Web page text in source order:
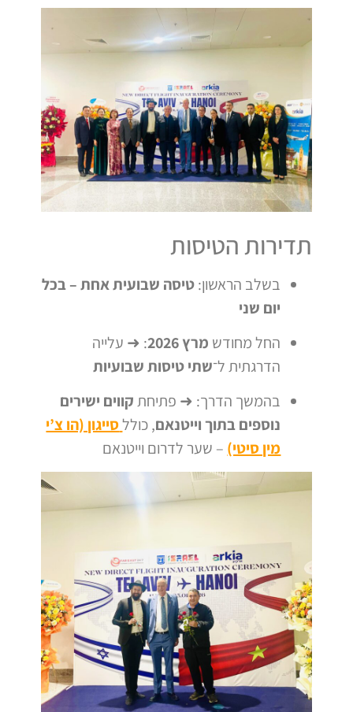
תדירות הטיסות
בשלב הראשון:טיסה שבועית אחת – בכל
יום שני
החל מחודש מרץ 2026
: ➜ עלייה
הדרגתית ל־שתי טיסות שבועיות
בהמשך הדרך: ➜ פתיחתקווים ישירים
נוספים בתוך וייטנאם, כוללסייגון (הו צ’י
מין סיטי) – שער לדרום וייטנאם